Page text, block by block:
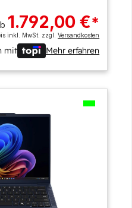
1.792,00 €*
inkl. MwSt. zzgl.Versandkosten
mit Mehr erfahren